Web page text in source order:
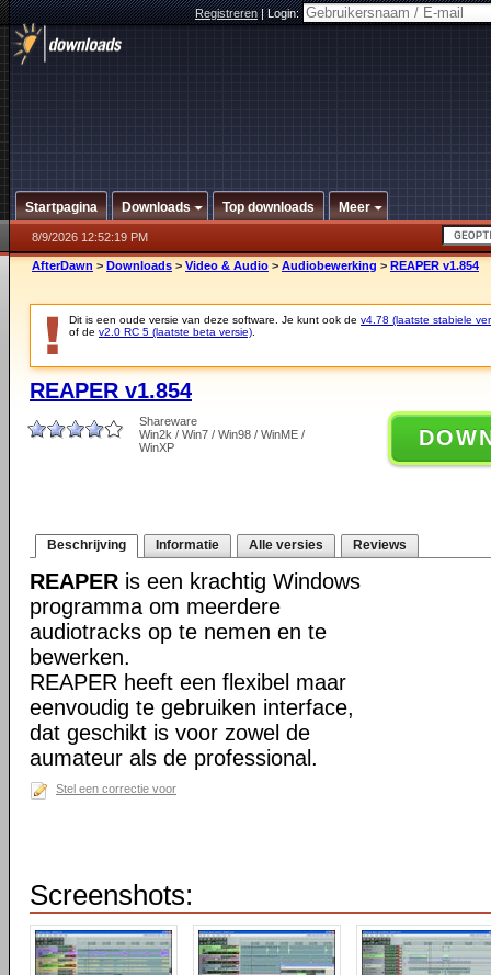
Registreren|Login:
Startpagina Downloads Top downloads Meer
8/9/2026 12:52:19 PM
AfterDawn > Downloads > Video & Audio > Audiobewerking > REAPER v1.854
Dit is een oude versie van deze software. Je kunt ook de v4.78 (laatste stabiele
of de v2.0 RC 5 (laatste beta versie)
REAPER v1.854
Shareware
Win2k / Win7 / Win98 / WinME /
WinXP
Beschrijving Informatie Alle versies Reviews
REAPER is een krachtig Windows
programma om meerdere
audiotracks op te nemen en te
bewerken.
REAPER heeft een flexibel maar
eenvoudig te gebruiken interface,
dat geschikt is voor zowel de
aumateur als de professional.
Stel een correctie voor
Screenshots: